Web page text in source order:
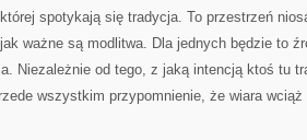
spotykają się tradycja. To przestrzeń
ważne są modlitwa. Dla jednych będzie to
Niezależnie od tego, z jaką intencją ktoś tu
wszystkim przypomnienie, że wiara